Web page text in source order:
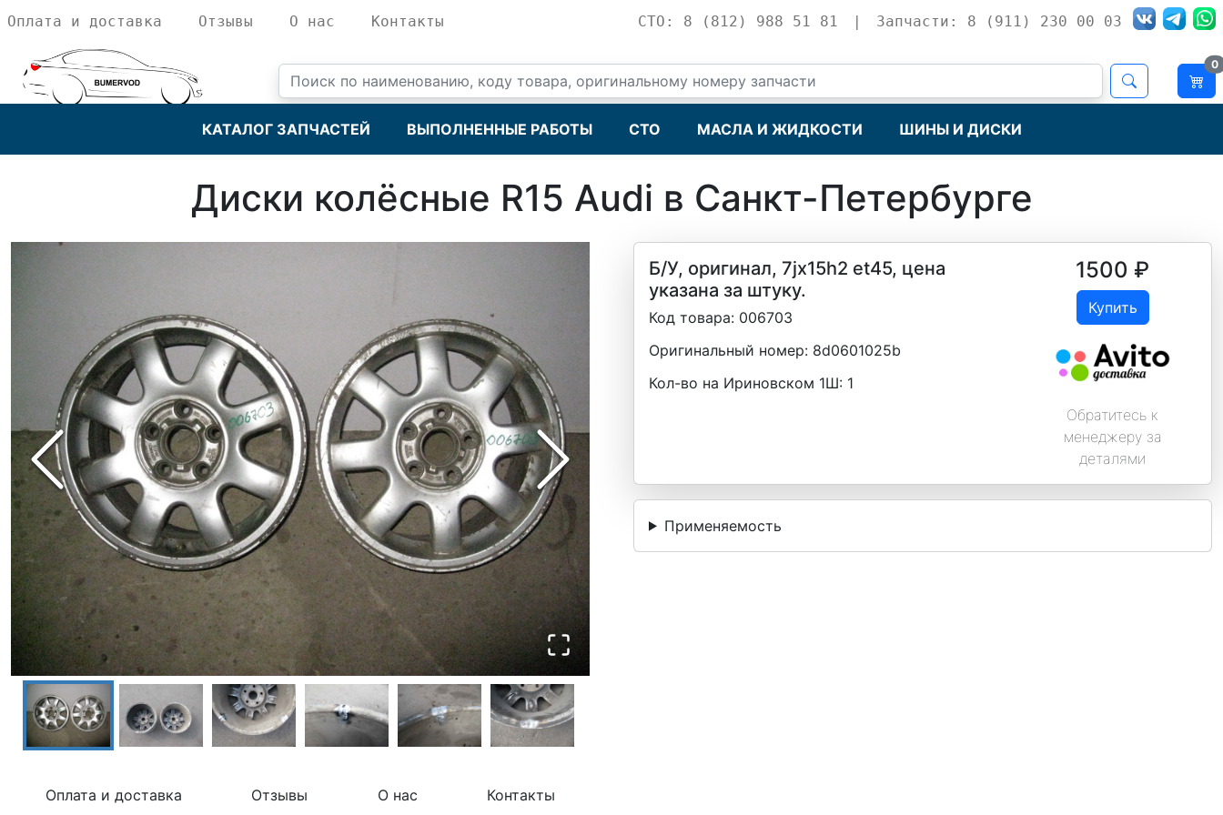
Оплата и доставка Отзывы О нас Контакты СТО: 8 (812) 988 51 81 | Запчасти: 8 (911) 230 00 03
0
КАТАЛОГ ЗАПЧАСТЕЙ ВЫПОЛНЕННЫЕ РАБОТЫ СТО МАСЛА И ЖИДКОСТИ ШИНЫ И ДИСКИ
Диски колёсные R15 Audi в Санкт-Петербурге
Б/У, оригинал, 7jx15h2 et45, цена
указана за штуку.
Код товара: 006703
Оригинальный номер: 8d0601025b
Кол-во на Ириновском 1Ш: 1
1500 ₽
Купить
Обратитесь к
менеджеру за
деталями
Применяемость
Оплата и доставка Отзывы О нас Контакты